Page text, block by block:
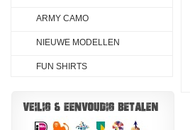
ARMY CAMO
NIEUWE MODELLEN
FUN SHIRTS